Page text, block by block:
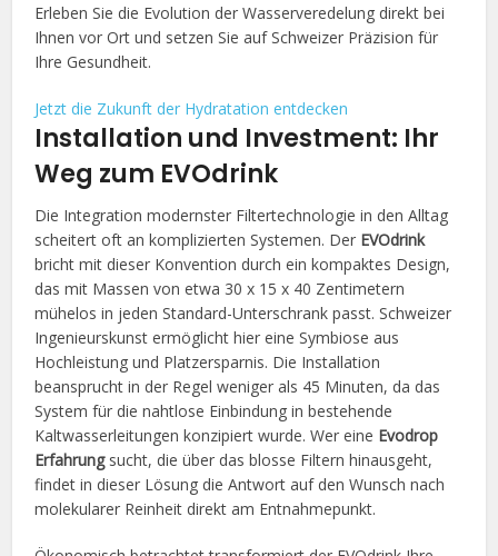
Erleben Sie die Evolution der Wasserveredelung direkt bei
Ihnen vor Ort und setzen Sie auf Schweizer Präzision für
Ihre Gesundheit.
Jetzt die Zukunft der Hydratation entdecken
Installation und Investment: Ihr
Weg zum EVOdrink
Die Integration modernster Filtertechnologie in den Alltag
scheitert oft an komplizierten Systemen. Der EVOdrink
bricht mit dieser Konvention durch ein kompaktes Design,
das mit Massen von etwa 30 x 15 x 40 Zentimetern
mühelos in jeden Standard-Unterschrank passt. Schweizer
Ingenieurskunst ermöglicht hier eine Symbiose aus
Hochleistung und Platzersparnis. Die Installation
beansprucht in der Regel weniger als 45 Minuten, da das
System für die nahtlose Einbindung in bestehende
Kaltwasserleitungen konzipiert wurde. Wer eine Evodrop
Erfahrungsucht, die über das blosse Filtern hinausgeht,
findet in dieser Lösung die Antwort auf den Wunsch nach
molekularer Reinheit direkt am Entnahmepunkt.